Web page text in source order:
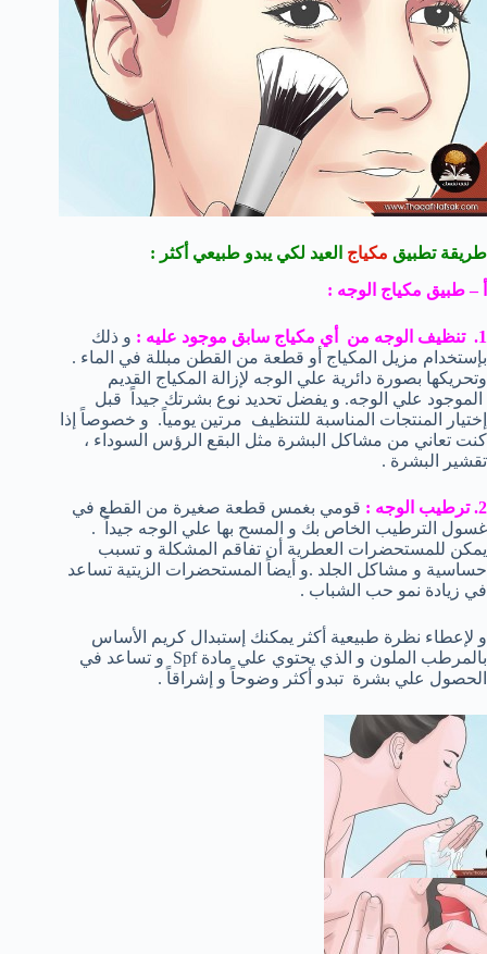
طريقة تطبيق مكياج العيد لكي يبدو طبيعي أكثر :
أ – طبيق مكياج الوجه :
1. تنظيف الوجه من أي مكياج سابق موجود عليه :
و ذلك
بإستخدام مزيل المكياج أو قطعة من القطن مبللة في الماء .
وتحريكها بصورة دائرية علي الوجه لإزالة المكياج القديم
الموجود علي الوجه. و يفضل تحديد نوع بشرتك جيداً قبل
إختيار المنتجات المناسبة للتنظيف مرتين يومياً. و خصوصاً إذا
كنت تعاني من مشاكل البشرة مثل البقع الرؤس السوداء ،
تقشير البشرة .
2. ترطيب الوجه :
قومي بغمس قطعة صغيرة من القطع في
غسول الترطيب الخاص بك و المسح بها علي الوجه جيداً .
يمكن للمستحضرات العطرية أن تفاقم المشكلة و تسبب
حساسية و مشاكل الجلد .و أيضاً المستحضرات الزيتية تساعد
في زيادة نمو حب الشباب .
و لإعطاء نظرة طبيعية أكثر يمكنك إستبدال كريم الأساس
بالمرطب الملون و الذي يحتوي علي مادة Spf و تساعد في
الحصول علي بشرة تبدو أكثر وضوحاً و إشراقاً .